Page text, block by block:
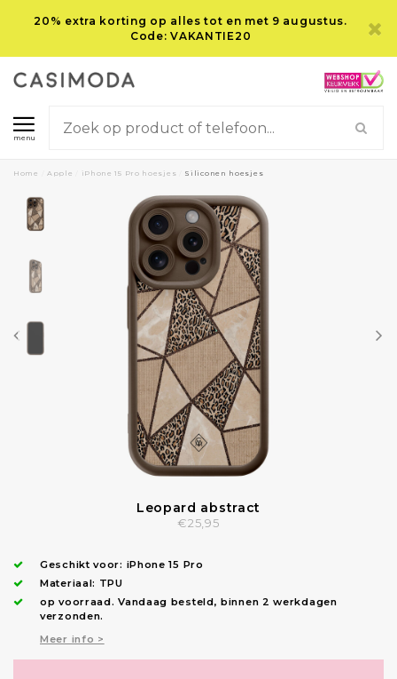
20% extra korting op alles tot en met 9 augustus.
Code: VAKANTIE20
menu
Home Apple iPhone 15 Pro hoesjes Siliconen hoesjes
Leopard abstract
€25,95
Geschikt voor: iPhone 15 Pro
Materiaal: TPU
op voorraad.Vandaag besteld, binnen 2 werkdagen
verzonden.
Meer info >